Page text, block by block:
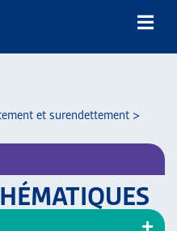
et surendettement >